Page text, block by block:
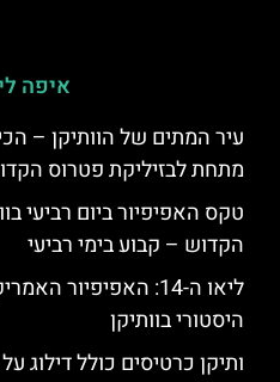
איפה
עיר המתים של הוותיקן –
מתחת לבזיליקת פטרוס
טקס האפיפיור ביום רביעי
הקדוש – קבוע בימי רביעי
ליאו ה-14: האפיפיור
היסטורי בוותיקן
ותיקן כרטיסים כולל דילוג